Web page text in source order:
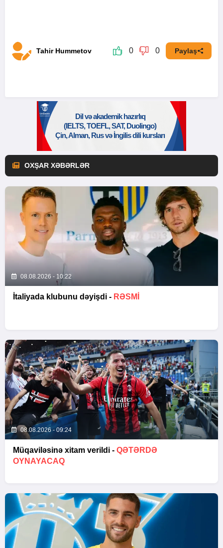
Tahir Hummetov 0 0 Paylaş
OXŞAR XƏBƏRLƏR
08.08.2026 - 10:22
İtaliyada klubunu dəyişdi - RƏSMİ
08.08.2026 - 09:24
Müqaviləsinə xitam verildi - QƏTƏRDƏ
OYNAYACAQ